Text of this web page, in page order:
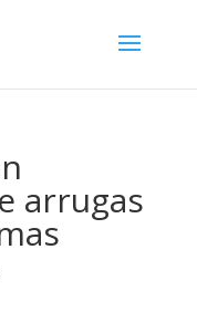
arrugas